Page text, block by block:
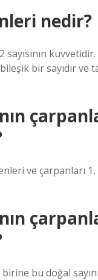
nedir?
kuvvetidir.
bir sayıdır ve
ve çarpanları
birine bu doğal